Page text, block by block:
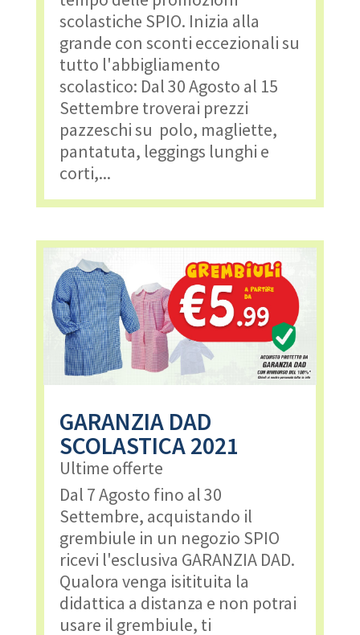
scolastiche SPIO. Inizia alla
grande con sconti eccezionali su
tutto l'abbigliamento
scolastico: Dal 30 Agosto al 15
Settembre troverai prezzi
pazzeschi su polo, magliette,
pantatuta, leggings lunghi e
corti,...
GARANZIA DAD
SCOLASTICA 2021
Ultime offerte
Dal 7 Agosto fino al 30
Settembre, acquistando il
grembiule in un negozio SPIO
ricevi l'esclusiva GARANZIA DAD.
Qualora venga isitituita la
didattica a distanza e non potrai
usare il grembiule, ti